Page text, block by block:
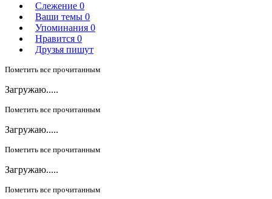
Слежение 0
Ваши темы 0
Упоминания 0
Нравится 0
Друзья пишут
Пометить все прочитанным
Загружаю.....
Пометить все прочитанным
Загружаю.....
Пометить все прочитанным
Загружаю.....
Пометить все прочитанным